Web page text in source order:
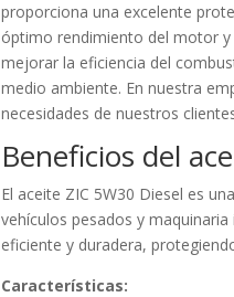
proporciona una excelente
óptimo rendimiento del motor y
mejorar la eficiencia del
medio ambiente. En nuestra
necesidades de nuestros
Beneficios del
El aceite ZIC 5W30 Diesel es
vehículos pesados y
eficiente y duradera,
Características: